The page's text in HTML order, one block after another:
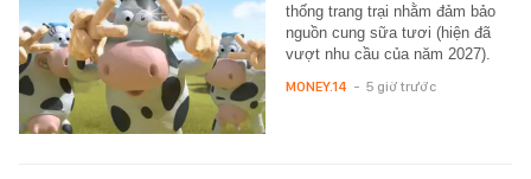
thống trang trại nhằm đảm bảo
nguồn cung sữa tươi (hiện đã
vượt nhu cầu của năm 2027).
MONEY.14 - 5 giờ trước